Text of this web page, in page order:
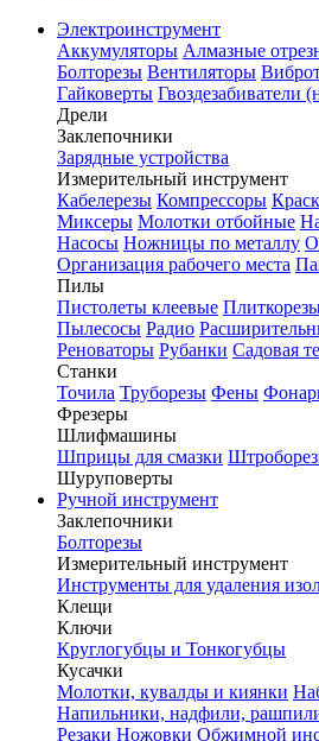
Электроинструмент
Аккумуляторы Алмазные
Болторезы Вентиляторы
Гайковерты Гвоздезабиватели
Дрели
Заклепочники
Зарядные устройства
Измерительный инструмент
Кабелерезы Компрессоры
Миксеры Молотки отбойные
Насосы Ножницы по металлу
Организация рабочего места
Пилы
Пистолеты клеевые
Пылесосы Радио
Реноваторы Рубанки Садовая
Станки
Точила Труборезы Фены
Фрезеры
Шлифмашины
Шприцы для смазки
Шуруповерты
Ручной инструмент
Заклепочники
Болторезы
Измерительный инструмент
Инструменты для удаления
Клещи
Ключи
Круглогубцы и Тонкогубцы
Кусачки
Молотки, кувалды и киянки
Напильники, надфили,
Резаки Ножовки Обжимной